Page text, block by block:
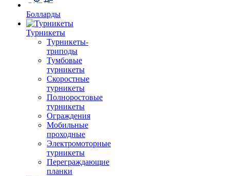
Болларды
Турникеты
Турникеты-
триподы
Тумбовые
турникеты
Скоростные
турникеты
Полноростовые
турникеты
Ограждения
Мобильные
проходные
Электромоторные
турникеты
Переграждающие
планки